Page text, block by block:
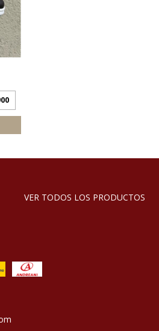
VER TODOS LOS PRODUCTOS